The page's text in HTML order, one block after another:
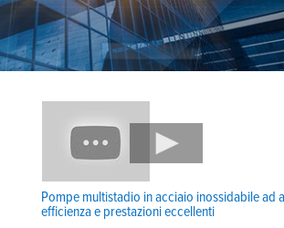
Pompe multistadio in acciaio inossidabile ad
efficienza e prestazioni eccellenti